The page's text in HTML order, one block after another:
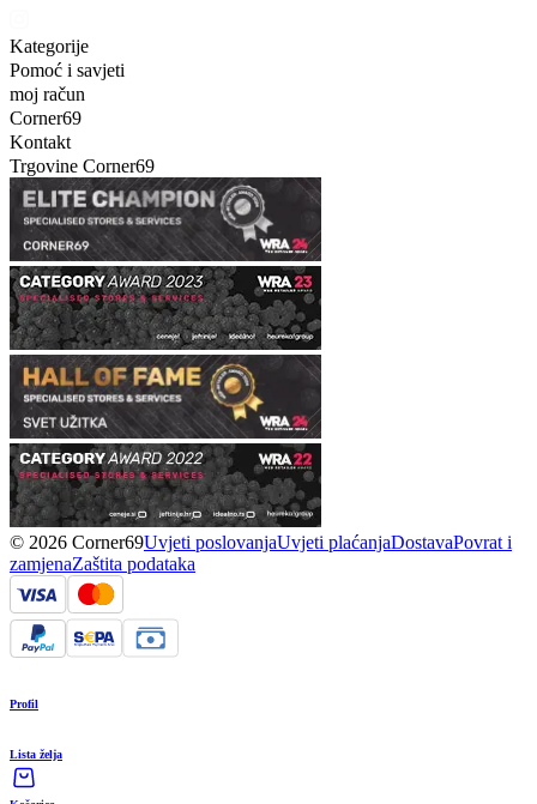
Kategorije
Pomoć i savjeti
moj račun
Corner69
Kontakt
Trgovine Corner69
© 2026 Corner69Uvjeti poslovanjaUvjeti plaćanjaDostavaPovrat i
zamjenaZaštita podataka
Profil
Lista želja